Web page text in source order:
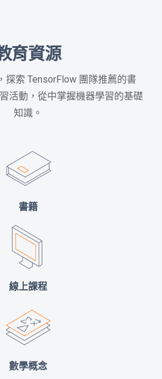
育資源
探索 TensorFlow 團隊推薦的書
活動，從中掌握機器學習的基礎
知識。
書籍
線上課程
數學概念